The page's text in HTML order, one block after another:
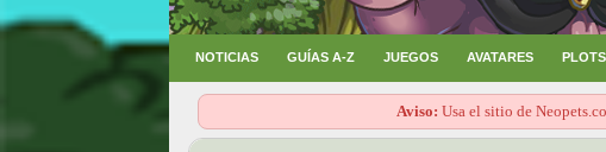
NOTICIAS GUÍAS A-Z JUEGOS AVATARES
Aviso: Usa el sitio de